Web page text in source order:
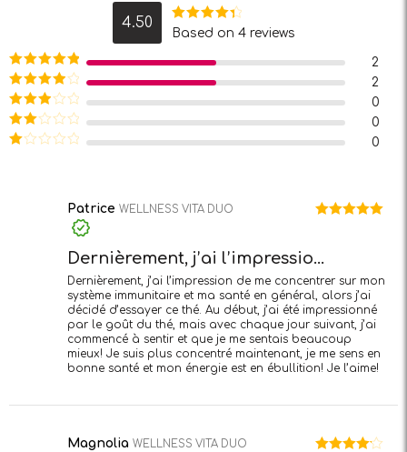
4.50 Note4.50
Based on 4 reviews
Note5sur
5
2
Note4
sur 5
2
Note3
sur 5
0
Note
0
0
Patrice WELLNESS VITA DUO
Dernièrement, j’ai l’impressio...
Dernièrement, j’ai l’impression de me concentrer sur mon
système immunitaire et ma santé en général, alors j’ai
décidé d’essayer ce thé. Au début, j’ai été impressionné
par le goût du thé, mais avec chaque jour suivant, j’ai
commencé à sentir et que je me sentais beaucoup
mieux! Je suis plus concentré maintenant, je me sens en
bonne santé et mon énergie est en ébullition! Je l’aime!
Magnolia WELLNESS VITA DUO